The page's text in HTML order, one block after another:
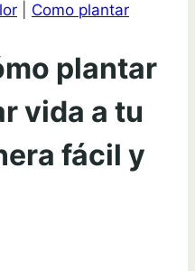
Como plantar
plantar
vida a tu
fácil y